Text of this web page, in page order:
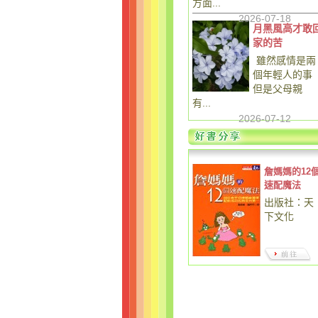
方面...
2026-07-18
月黑風高才敢
家的苦
雖然感情是兩
個年輕人的事
但是父母親
有...
2026-07-12
詹媽媽的12
速配魔法
出版社：天
下文化